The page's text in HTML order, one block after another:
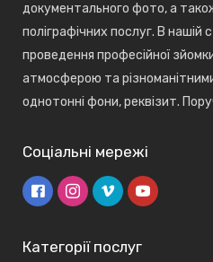
документального фото, а
поліграфічних послуг. В нашій
проведення професійної
атмосферою та
однотонні фони, реквізит.
Соціальні мережі
Категорії послуг